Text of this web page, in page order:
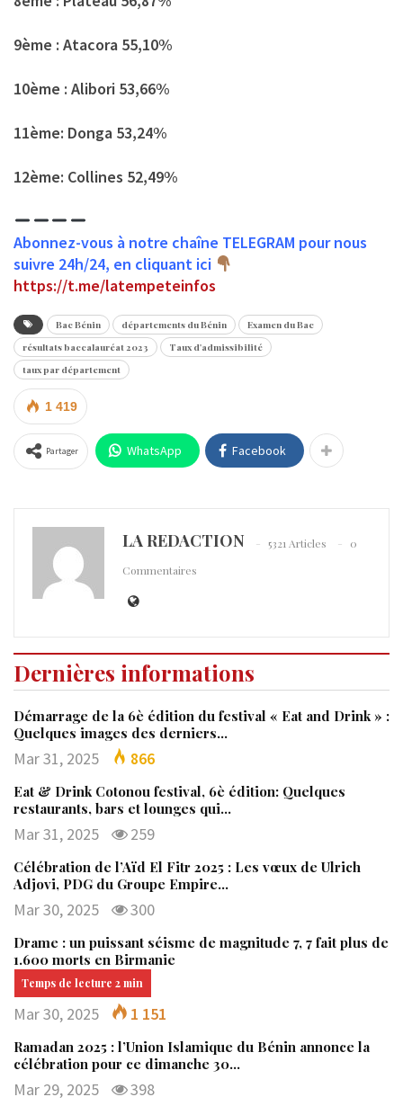
9ème : Atacora 55,10%
10ème : Alibori 53,66%
11ème: Donga 53,24%
12ème: Collines 52,49%
Abonnez-vous à notre chaîne TELEGRAM pour nous
suivre 24h/24, en cliquant ici
https://t.me/latempeteinfos
Bac Bénin départements du Bénin
Examen du Bac
résultats baccalauréat 2023
Taux d'admissibilité
taux par département
1 419
Partager WhatsApp Facebook
LA REDACTION 5321 Articles
0
Commentaires
Dernières informations
Démarrage de la 6è édition du festival « Eat and Drink » :
Quelques images des derniers…
Mar 31, 2025 866
Eat & Drink Cotonou festival, 6è édition: Quelques
restaurants, bars et lounges qui…
Mar 31, 2025 259
Célébration de l’Aïd El Fitr 2025 : Les vœux de Ulrich
Adjovi, PDG du Groupe Empire…
Mar 30, 2025 300
Drame : un puissant séisme de magnitude 7, 7 fait plus de
1.600 morts en Birmanie
Mar 30, 2025 1 151
Ramadan 2025 : l’Union Islamique du Bénin annonce la
célébration pour ce dimanche 30…
Mar 29, 2025 398